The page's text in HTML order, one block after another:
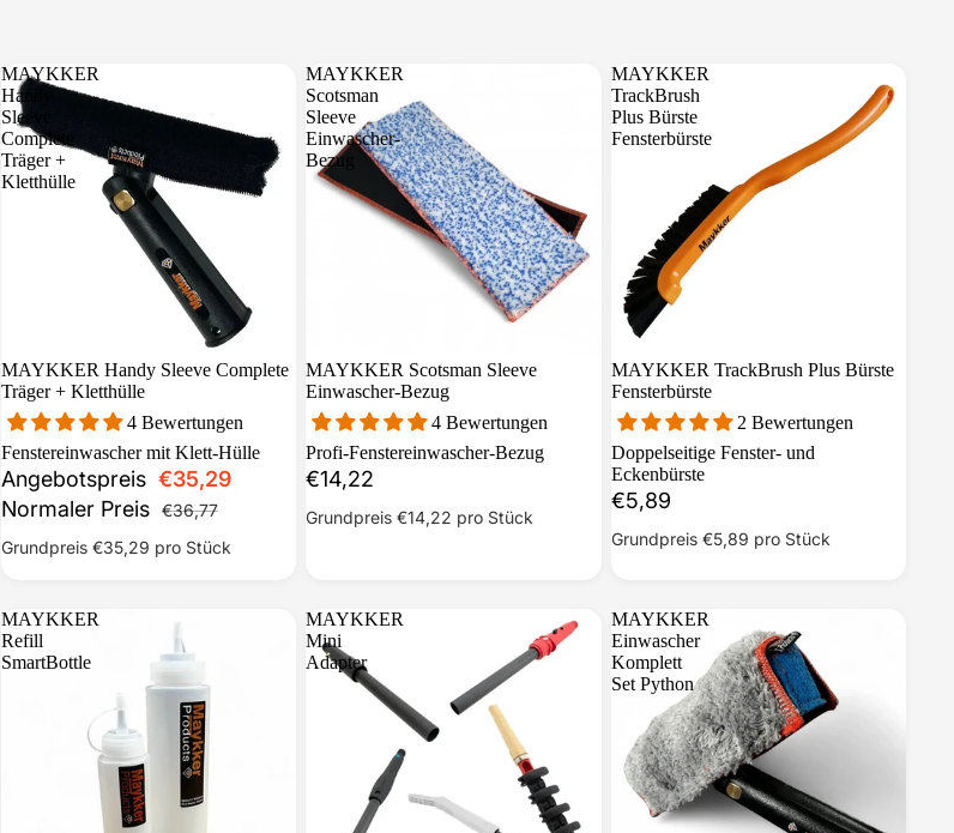
MAYKKER
Handy
Sleeve
Complete
Träger +
Kletthülle
Sale
MAYKKER Handy Sleeve Complete
Träger + Kletthülle
4 Bewertungen
Fenstereinwascher mit Klett-Hülle
Angebotspreis €35,29
Normaler Preis €36,77
Grundpreis €35,29 pro Stück
MAYKKER
Scotsman
Sleeve
Einwascher-
Bezug
MAYKKER Scotsman Sleeve
Einwascher-Bezug
4 Bewertungen
Profi-Fenstereinwascher-Bezug
€14,22
Grundpreis €14,22 pro Stück
MAYKKER
TrackBrush
Plus Bürste
Fensterbürste
MAYKKER TrackBrush Plus Bürste
Fensterbürste
2 Bewertungen
Doppelseitige Fenster- und
Eckenbürste
€5,89
Grundpreis €5,89 pro Stück
MAYKKER
Refill
SmartBottle
MAYKKER
Mini
Adapter
MAYKKER
Einwascher
Komplett
Set Python